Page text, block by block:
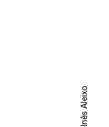
Inês Aleixo